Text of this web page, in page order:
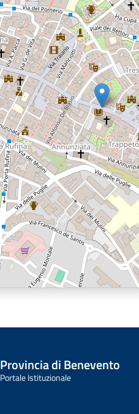
Provincia di Benevento
Portale Istituzionale